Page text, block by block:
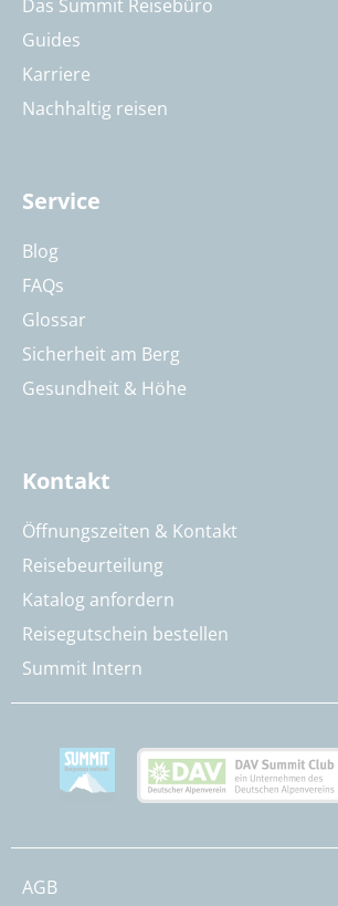
Das Summit Reisebüro
Guides
Karriere
Nachhaltig reisen
Service
Blog
FAQs
Glossar
Sicherheit am Berg
Gesundheit & Höhe
Kontakt
Öffnungszeiten & Kontakt
Reisebeurteilung
Katalog anfordern
Reisegutschein bestellen
Summit Intern
AGB